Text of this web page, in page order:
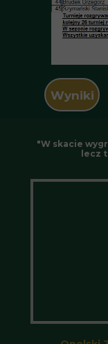
Wyniki
"W skacie
lecz